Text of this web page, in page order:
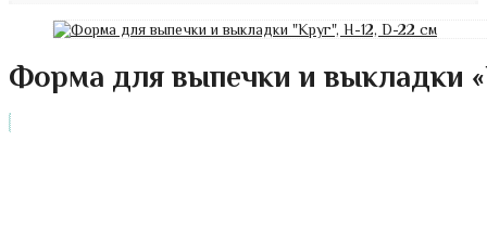
Форма для выпечки и выкладки